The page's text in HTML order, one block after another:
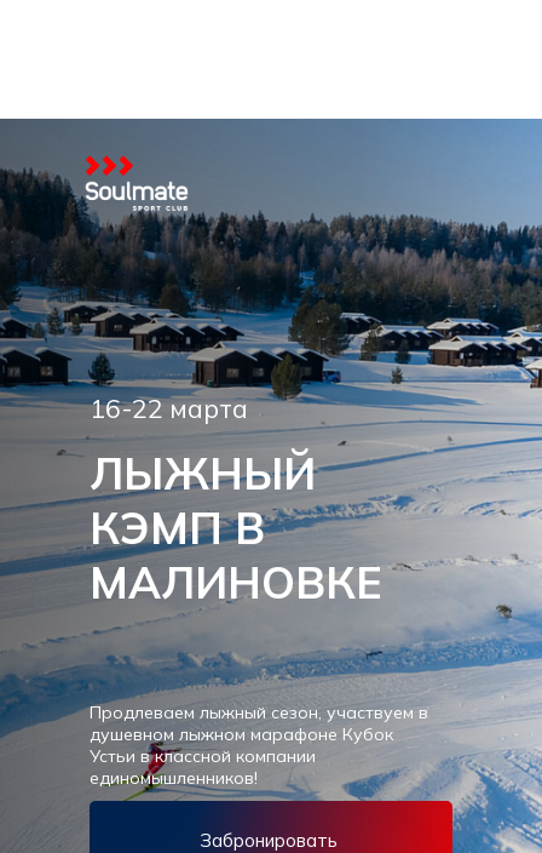
Продлеваем лыжный сезон, участвуем в
душевном лыжном марафоне Кубок
Устьи в классной компании
единомышленников!
16-22 марта
ЛЫЖНЫЙ
КЭМП В
МАЛИНОВКЕ
Забронировать